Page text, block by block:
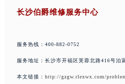
长沙伯爵维修服务中心
服务热线：400-882-0752
服务地址：长沙市开福区芙蓉北路416号泊
本文链接： http://gzgw.rlexwx.com/